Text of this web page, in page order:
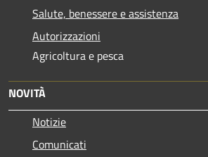
Salute, benessere e assistenza
Autorizzazioni
Agricoltura e pesca
NOVITÀ
Notizie
Comunicati